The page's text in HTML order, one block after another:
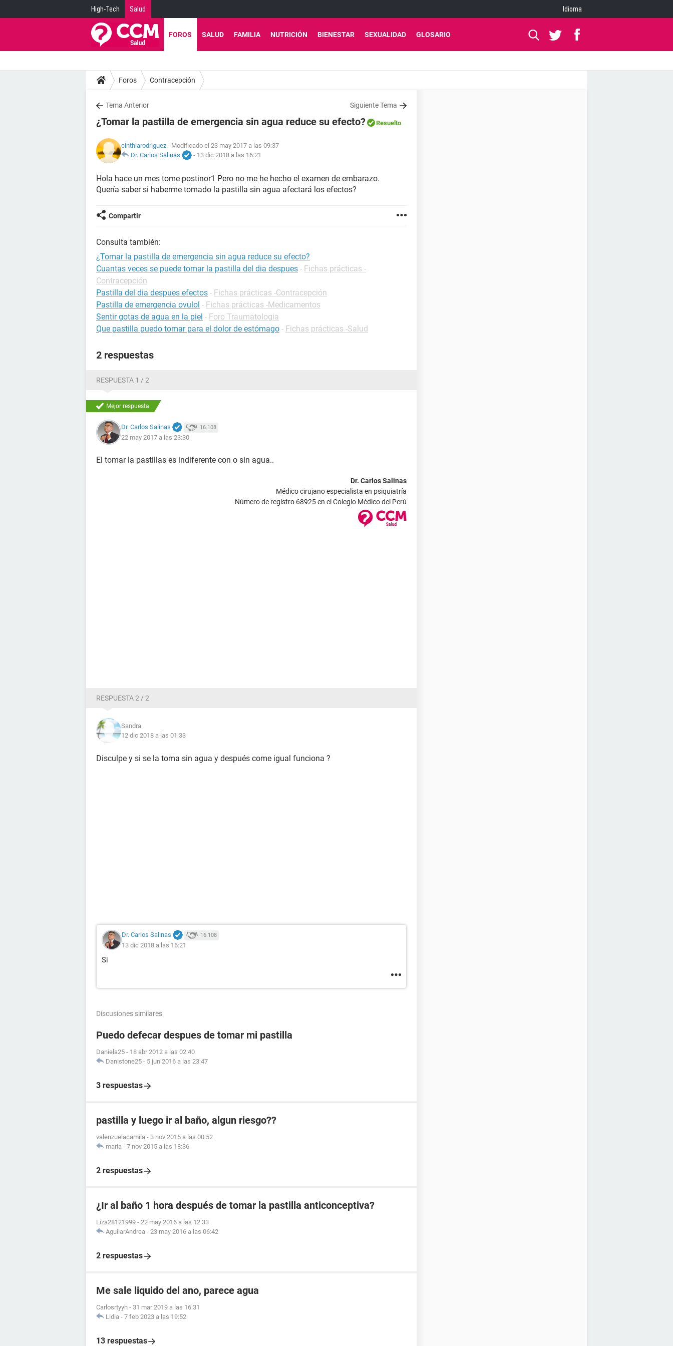
High-Tech Salud Idioma
FOROS SALUD FAMILIA NUTRICIÓN BIENESTAR SEXUALIDAD GLOSARIO
Foros Contracepción
Tema Anterior Siguiente Tema
¿Tomar la pastilla de emergencia sin agua reduce su efecto? Resuelto
cinthiarodriguez - Modificado el 23 may 2017 a las 09:37
Dr. Carlos Salinas
- 13 dic 2018 a las 16:21
Hola hace un mes tome postinor1 Pero no me he hecho el examen de embarazo.
Quería saber si haberme tomado la pastilla sin agua afectará los efectos?
Compartir
Consulta también:
¿Tomar la pastilla de emergencia sin agua reduce su efecto?
Cuantas veces se puede tomar la pastilla del dia despues - Fichas prácticas -
Contracepción
Pastilla del dia despues efectos - Fichas prácticas -Contracepción
Pastilla de emergencia ovulol - Fichas prácticas -Medicamentos
Sentir gotas de agua en la piel - Foro Traumatologia
Que pastilla puedo tomar para el dolor de estómago - Fichas prácticas -Salud
2 respuestas
RESPUESTA 1 / 2
Mejor respuesta
Dr. Carlos Salinas 16.108
22 may 2017 a las 23:30
El tomar la pastillas es indiferente con o sin agua..
Dr. Carlos Salinas
Médico cirujano especialista en psiquiatría
Número de registro 68925 en el Colegio Médico del Perú
RESPUESTA 2 / 2
Sandra
12 dic 2018 a las 01:33
Disculpe y si se la toma sin agua y después come igual funciona ?
Dr. Carlos Salinas 16.108
13 dic 2018 a las 16:21
Si
Discusiones similares
Puedo defecar despues de tomar mi pastilla
Daniela25 - 18 abr 2012 a las 02:40
Danistone25 - 5 jun 2016 a las 23:47
3 respuestas
pastilla y luego ir al baño, algun riesgo??
valenzuelacamila - 3 nov 2015 a las 00:52
maria - 7 nov 2015 a las 18:36
2 respuestas
¿Ir al baño 1 hora después de tomar la pastilla anticonceptiva?
Liza28121999 - 22 may 2016 a las 12:33
AguilarAndrea - 23 may 2016 a las 06:42
2 respuestas
Me sale liquido del ano, parece agua
Carlosrtyyh - 31 mar 2019 a las 16:31
Lidia - 7 feb 2023 a las 19:52
13 respuestas